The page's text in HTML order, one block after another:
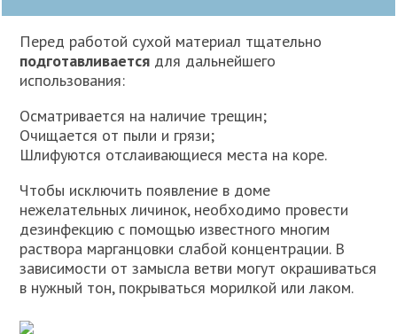
Перед работой сухой материал тщательно
подготавливается для дальнейшего
использования:
Осматривается на наличие трещин;
Очищается от пыли и грязи;
Шлифуются отслаивающиеся места на коре.
Чтобы исключить появление в доме
нежелательных личинок, необходимо провести
дезинфекцию с помощью известного многим
раствора марганцовки слабой концентрации. В
зависимости от замысла ветви могут окрашиваться
в нужный тон, покрываться морилкой или лаком.